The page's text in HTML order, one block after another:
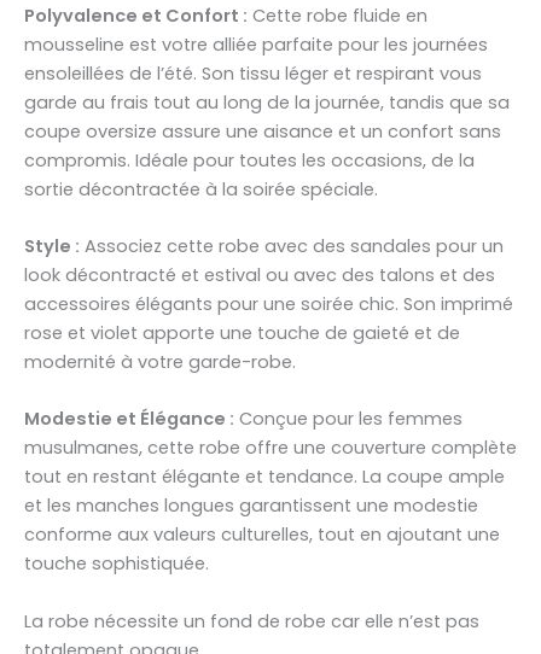
Polyvalence et Confort : Cette robe fluide en
mousseline est votre alliée parfaite pour les journées
ensoleillées de l’été. Son tissu léger et respirant vous
garde au frais tout au long de la journée, tandis que sa
coupe oversize assure une aisance et un confort sans
compromis. Idéale pour toutes les occasions, de la
sortie décontractée à la soirée spéciale.
Style : Associez cette robe avec des sandales pour un
look décontracté et estival ou avec des talons et des
accessoires élégants pour une soirée chic. Son imprimé
rose et violet apporte une touche de gaieté et de
modernité à votre garde-robe.
Modestie et Élégance : Conçue pour les femmes
musulmanes, cette robe offre une couverture complète
tout en restant élégante et tendance. La coupe ample
et les manches longues garantissent une modestie
conforme aux valeurs culturelles, tout en ajoutant une
touche sophistiquée.
La robe nécessite un fond de robe car elle n’est pas